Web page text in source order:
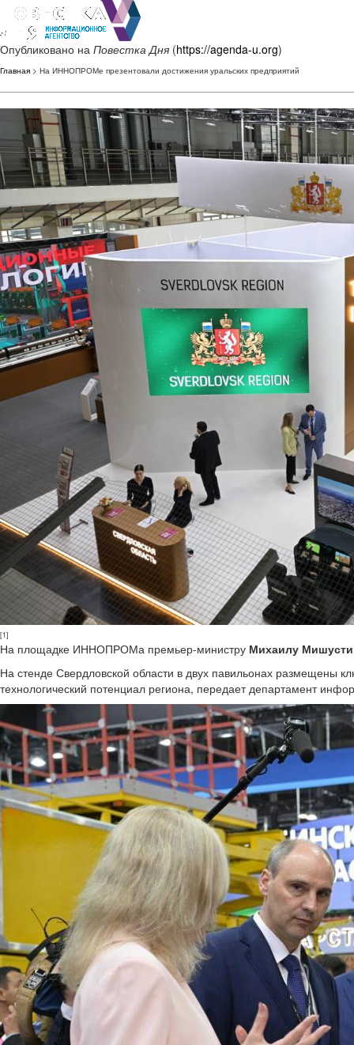
Опубликовано на Повестка Дня (https://agenda-u.org)
Главная > На ИННОПРОМе презентовали достижения уральских предприятий
[1]
На площадке ИННОПРОМа премьер-министру Михаилу
На стенде Свердловской области в двух павильонах
технологический потенциал региона, передает департамент